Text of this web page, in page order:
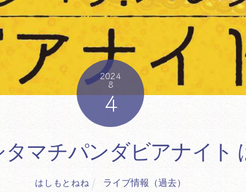
2024
8
4
タマチパンダビアナイト
はしもとねね ライブ情報（過去）